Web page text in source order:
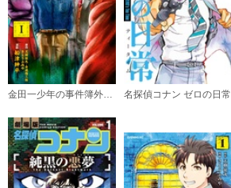
（４）
必要ポイント：480
金田一少年の事件簿外伝 犯人たちの事件簿 名探偵コナン ゼロの日常